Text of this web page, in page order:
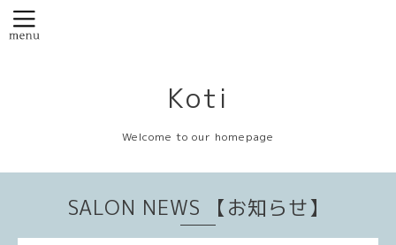
Koti
Welcome to our homepage
SALON NEWS 【お知らせ】